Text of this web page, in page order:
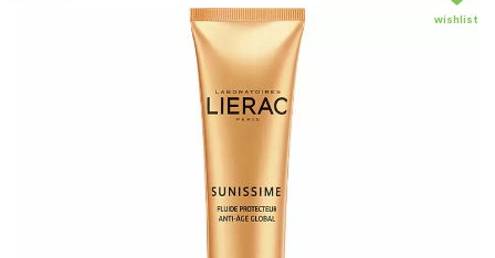
wishlist